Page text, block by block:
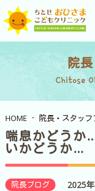
院
Chitose
HOME 院長・スタッフ
喘息かどうか
いかどうか…
院長ブログ 2025